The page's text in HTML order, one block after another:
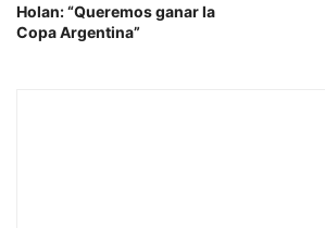
Holan: “Queremos ganar la
Copa Argentina”